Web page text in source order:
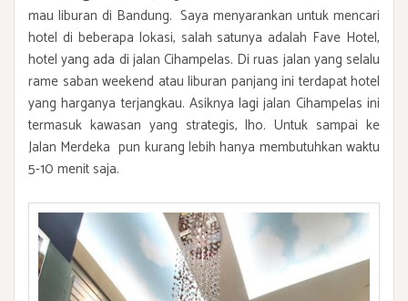
mau liburan di Bandung. Saya menyarankan untuk mencari
hotel di beberapa lokasi, salah satunya adalah Fave Hotel,
hotel yang ada di jalan Cihampelas. Di ruas jalan yang selalu
rame saban weekend atau liburan panjang ini terdapat hotel
yang harganya terjangkau. Asiknya lagi jalan Cihampelas ini
termasuk kawasan yang strategis, lho. Untuk sampai ke
Jalan Merdeka pun kurang lebih hanya membutuhkan waktu
5-10 menit saja.